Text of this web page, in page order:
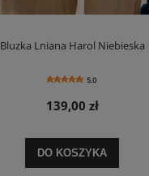
Bluzka Lniana Harol Niebieska
5.0
139,00 zł
DO KOSZYKA